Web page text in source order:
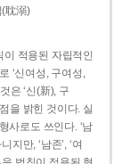
(耽溺)
이 적용된 자립적인
‘신여성, 구여성,
은 ‘신(新), 구
을 밝힌 것이다. 실
사로도 쓰인다. ‘남
지만, ‘남존’, ‘여